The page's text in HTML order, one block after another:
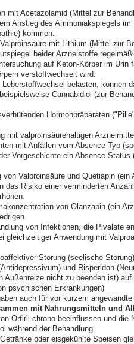
mit Acetazolamid (Mittel zur
Anstieg des Ammoniakspiegels
kommen.
mit Lithium (Mittel zur
beider Arzneistoffe
auf Keton-Körper im Urin
verstoffwechselt wird.
belasten, können
Cannabidiol (zur
Hormonpräparaten
mit valproinsäurehaltigen
mit Anfällen vom Absence-Typ
Vorgeschichte ein Absence-Status
von Valproinsäure und Quetiapin
das Risiko einer verminderten
von Olanzapin (ein
von Infektionen, die Pivalate
gleichzeitiger Anwendung mit
Störung (seelische
und Risperidon
Außenreize nicht zu beenden ist) auf.
psychischen Erkrankungen)
auch für vor kurzem
mit Nahrungsmitteln und
Orfiril chrono beeinflussen und die
während der Behandlung.
oder eisgekühlte Speisen